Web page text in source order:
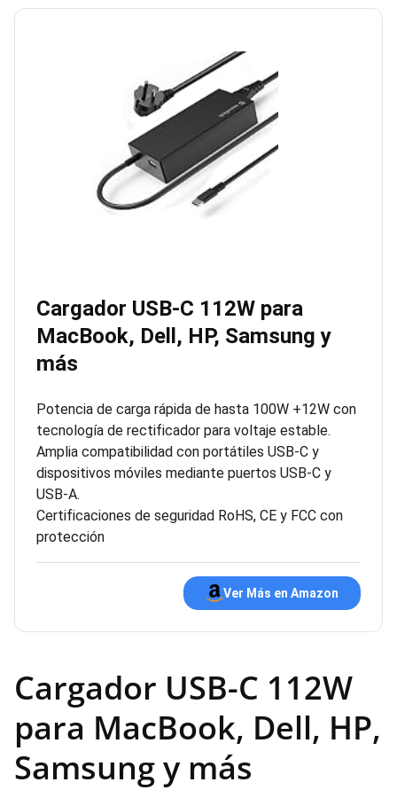
Cargador USB-C 112W para
MacBook, Dell, HP, Samsung y
más
Potencia de carga rápida de hasta 100W +12W con
tecnología de rectificador para voltaje estable.
Amplia compatibilidad con portátiles USB-C y
dispositivos móviles mediante puertos USB-C y
USB-A.
Certificaciones de seguridad RoHS, CE y FCC con
protección
Ver Más en Amazon
Cargador USB-C 112W
para MacBook, Dell, HP,
Samsung y más